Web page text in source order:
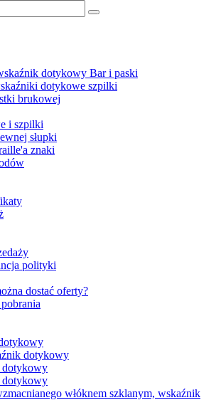
dotykowy Bar i paski
dotykowe szpilki
brukowej
i szpilki
słupki
znaki
polityki
dostać oferty?
dotykowy
dotykowy
włóknem szklanym, wskaźnik